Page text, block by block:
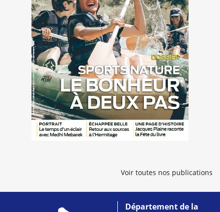
Voir toutes nos publications
Département de la